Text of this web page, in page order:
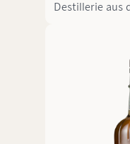
Destillerie aus
Herstellung.
abgefüllt
Ansatz. Ohne
einer
Bourbon-,